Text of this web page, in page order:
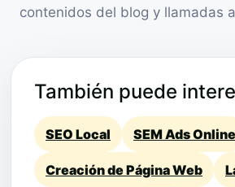
contenidos del blog y llamadas
También puede
SEO Local SEM Ads Online
Creación de Página Web